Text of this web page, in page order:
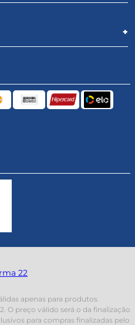
+
apenas para produtos
O preço válido será o da finalização
para compras finalizadas pelo